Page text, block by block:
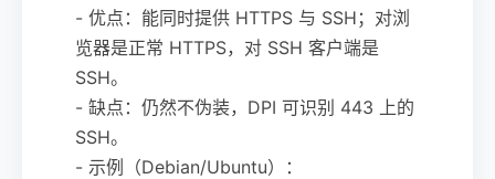
- 优点：能同时提供 HTTPS 与 SSH；对浏
览器是正常 HTTPS，对 SSH 客户端是
SSH。
- 缺点：仍然不伪装，DPI 可识别 443 上的
SSH。
- 示例（Debian/Ubuntu）：